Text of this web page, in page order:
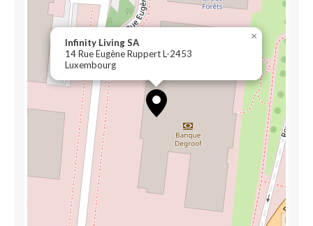
Infinity Living SA
14 Rue Eugène Ruppert L-2453
Luxembourg
×